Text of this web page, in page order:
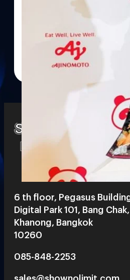
6 th floor, Pegasus
Digital Park 101, Bang
Khanong, Bangkok
10260
085-848-2253